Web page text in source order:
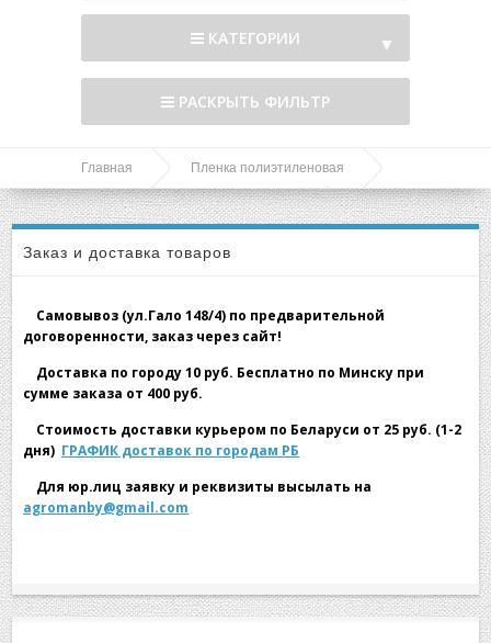
КАТЕГОРИИ ▼
РАСКРЫТЬ ФИЛЬТР
▼
Главная Пленка полиэтиленовая
Пленка полиэтиленовая. Вторичная
Пленка техническая 6/100 Черная
Заказ и доставка товаров
Самовывоз (ул.Гало 148/4) по предварительной
договоренности, заказ через сайт!
Доставка по городу 10 руб. Бесплатно по Минску при
сумме заказа от 400 руб.
Стоимость доставки курьером по Беларуси от 25 руб. (1-2
дня) ГРАФИК доставок по городам РБ
Для юр.лиц заявку и реквизиты высылать на
agromanby@gmail.com